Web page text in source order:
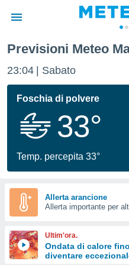
di
per
le
di
Web
le
Previsioni Meteo
23:04 Sabato
Foschia di polvere
33°
Temp. percepita 33°
Allerta arancione
Allerta importante per
Ultim'ora.
Ondata di calore
diventare